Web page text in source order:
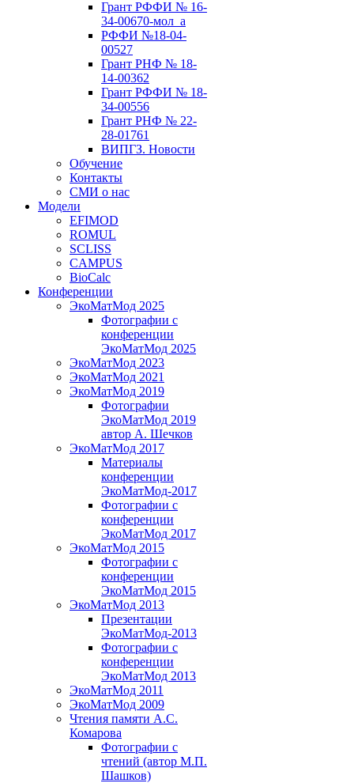
Грант РФФИ № 16-
34-00670-мол_а
РФФИ №18-04-
00527
Грант РНФ № 18-
14-00362
Грант РФФИ № 18-
34-00556
Грант РНФ № 22-
28-01761
ВИПГЗ. Новости
Обучение
Контакты
СМИ о нас
Модели
EFIMOD
ROMUL
SCLISS
CAMPUS
BioCalc
Конференции
ЭкоМатМод 2025
Фотографии с
конференции
ЭкоМатМод 2025
ЭкоМатМод 2023
ЭкоМатМод 2021
ЭкоМатМод 2019
Фотографии
ЭкоМатМод 2019
автор А. Шечков
ЭкоМатМод 2017
Материалы
конференции
ЭкоМатМод-2017
Фотографии с
конференции
ЭкоМатМод 2017
ЭкоМатМод 2015
Фотографии с
конференции
ЭкоМатМод 2015
ЭкоМатМод 2013
Презентации
ЭкоМатМод-2013
Фотографии с
конференции
ЭкоМатМод 2013
ЭкоМатМод 2011
ЭкоМатМод 2009
Чтения памяти А.С.
Комарова
Фотографии с
чтений (автор М.П.
Шашков)